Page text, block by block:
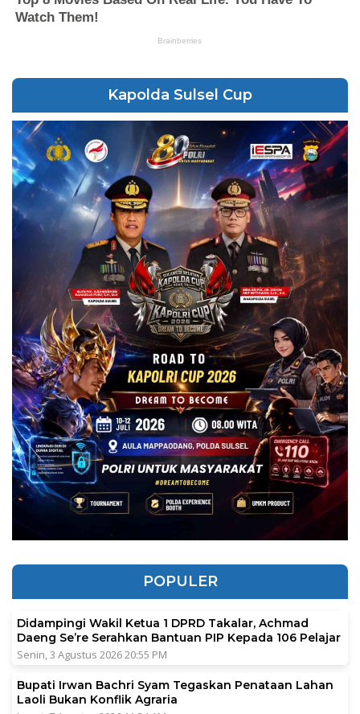
Kapolda Sulsel Cup
POPULER
Didampingi Wakil Ketua 1 DPRD Takalar, Achmad
Daeng Se’re Serahkan Bantuan PIP Kepada 106 Pelajar
Senin, 3 Agustus 2026 20:55 PM
Bupati Irwan Bachri Syam Tegaskan Penataan Lahan
Laoli Bukan Konflik Agraria